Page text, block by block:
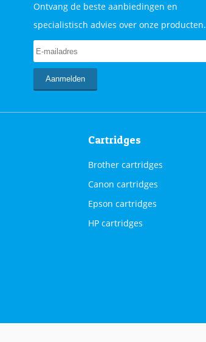
Ontvang de beste aanbiedingen en
specialistisch advies over onze producten.
Cartridges
Brother cartridges
Canon cartridges
Epson cartridges
HP cartridges